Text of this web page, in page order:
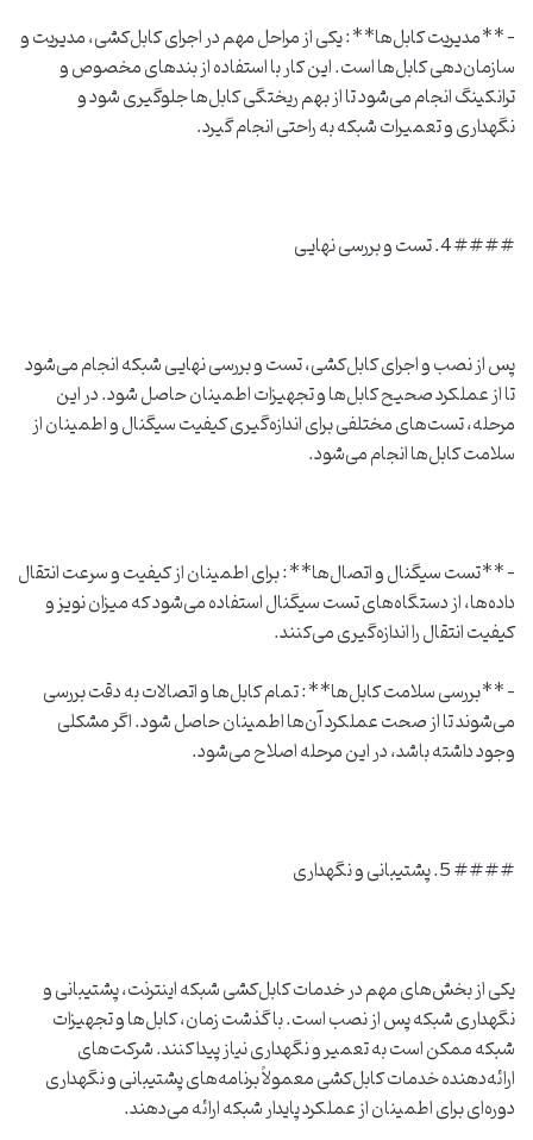
– **مدیریت کابل‌ها**: یکی از مراحل مهم در اجرای کابل‌کشی، مدیریت و
سازمان‌دهی کابل‌ها است. این کار با استفاده از بند‌های مخصوص و
ترانکینگ انجام می‌شود تا از بهم ریختگی کابل‌ها جلوگیری شود و
نگهداری و تعمیرات شبکه به راحتی انجام گیرد.
#### 4. تست و بررسی نهایی
پس از نصب و اجرای کابل‌کشی، تست و بررسی نهایی شبکه انجام می‌شود
تا از عملکرد صحیح کابل‌ها و تجهیزات اطمینان حاصل شود. در این
مرحله، تست‌های مختلفی برای اندازه‌گیری کیفیت سیگنال و اطمینان از
سلامت کابل‌ها انجام می‌شود.
– **تست سیگنال و اتصال‌ها**: برای اطمینان از کیفیت و سرعت انتقال
داده‌ها، از دستگاه‌های تست سیگنال استفاده می‌شود که میزان نویز و
کیفیت انتقال را اندازه‌گیری می‌کنند.
– **بررسی سلامت کابل‌ها**: تمام کابل‌ها و اتصالات به دقت بررسی
می‌شوند تا از صحت عملکرد آن‌ها اطمینان حاصل شود. اگر مشکلی
وجود داشته باشد، در این مرحله اصلاح می‌شود.
#### 5. پشتیبانی و نگهداری
یکی از بخش‌های مهم در خدمات کابل‌کشی شبکه اینترنت، پشتیبانی و
نگهداری شبکه پس از نصب است. با گذشت زمان، کابل‌ها و تجهیزات
شبکه ممکن است به تعمیر و نگهداری نیاز پیدا کنند. شرکت‌های
ارائه‌دهنده خدمات کابل‌کشی معمولاً برنامه‌های پشتیبانی و نگهداری
دوره‌ای برای اطمینان از عملکرد پایدار شبکه ارائه می‌دهند.